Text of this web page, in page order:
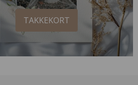
TAKKEKORT